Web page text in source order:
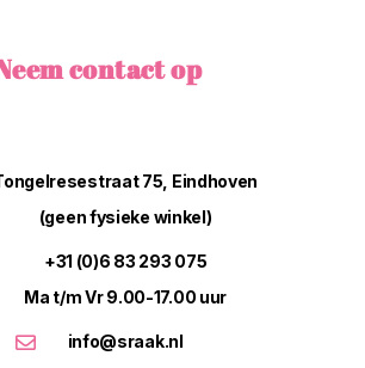
contact op
75, Eindhoven
(geen fysieke winkel)
+31 (0)6 83 293 075
Ma t/m Vr 9.00-17.00 uur
info@sraak.nl